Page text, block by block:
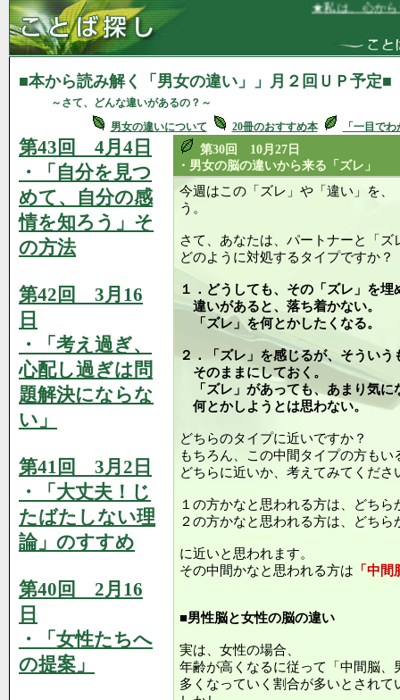
★私は、心から子ども達
■本から読み解く「男女の違い」」月２回ＵＰ予定■
～さて、どんな違いがあるの？～
男女の違いについて
20冊のおすすめ本 「一目で
第43回 4月4日
・「自分を見つ
めて、自分の感
情を知ろう」そ
の方法
第42回 3月16
日
・「考え過ぎ、
心配し過ぎは問
題解決にならな
い」
第41回 3月2日
・「大丈夫！じ
たばたしない理
論」のすすめ
第40回 2月16
日
・「女性たちへ
の提案」
第30回 10月27日
・男女の脳の違いから来る「ズレ」
今週はこの「ズレ」や「違い」を
う。
さて、あなたは、パートナーと「
どのように対処するタイプですか？
１．どうしても、その「ズレ」を埋
違いがあると、落ち着かない。
「ズレ」を何とかしたくなる。
２．「ズレ」を感じるが、そういう
そのままにしておく。
「ズレ」があっても、あまり気に
何とかしようとは思わない。
どちらのタイプに近いですか？
もちろん、この中間タイプの方もい
どちらに近いか、考えてみてくださ
１の方かなと思われる方は、どちら
２の方かなと思われる方は、どちら
に近いと思われます。
その中間かなと思われる方は 「中間
■男性脳と女性の脳の違い
実は、女性の場合、
年齢が高くなるに従って「中間脳
多くなっていく割合が多いとされて